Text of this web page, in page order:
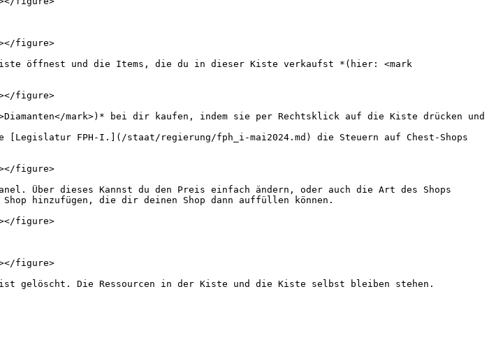
figure>
öffnest und die Items, die du in dieser Kiste verkaufst *(hier: <mark
figure>
mark>)* bei dir kaufen, indem sie per Rechtsklick auf die Kiste drücken und
[Legislatur FPH-I.](/staat/regierung/fph_i-mai2024.md) die Steuern auf Chest-Shops
figure>
Über dieses Kannst du den Preis einfach ändern, oder auch die Art des Shops
hinzufügen, die dir deinen Shop dann auffüllen können.
figure>
figure>